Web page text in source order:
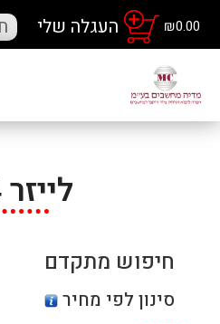
₪0.00
לייזר A4
חיפוש מתקדם
סינון לפי מחיר